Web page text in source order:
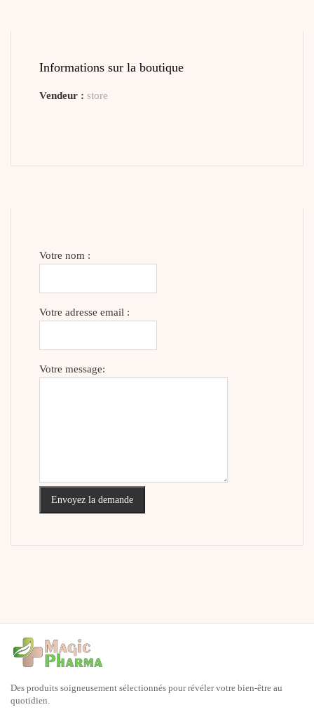
Informations sur la boutique
Vendeur : store
Votre nom :
Votre adresse email :
Votre message:
Envoyez la demande
Des produits soigneusement sélectionnés pour révéler votre bien-être au
quotidien.